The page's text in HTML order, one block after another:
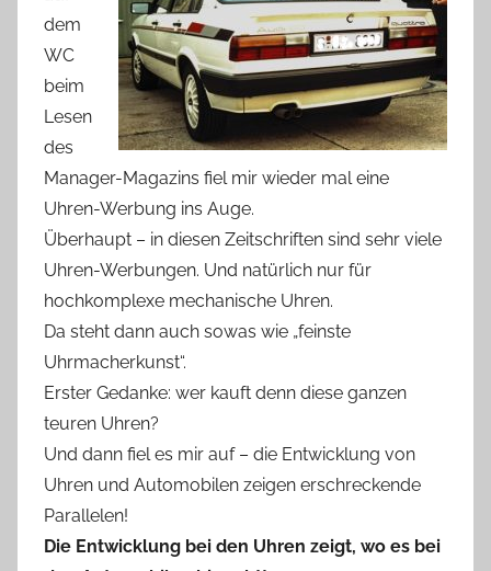
dem
WC
beim
Lesen
des
Manager-Magazins fiel mir wieder mal eine
Uhren-Werbung ins Auge.
Überhaupt – in diesen Zeitschriften sind sehr viele
Uhren-Werbungen. Und natürlich nur für
hochkomplexe mechanische Uhren.
Da steht dann auch sowas wie „feinste
Uhrmacherkunst“.
Erster Gedanke: wer kauft denn diese ganzen
teuren Uhren?
Und dann fiel es mir auf – die Entwicklung von
Uhren und Automobilen zeigen erschreckende
Parallelen!
Die Entwicklung bei den Uhren zeigt, wo es bei